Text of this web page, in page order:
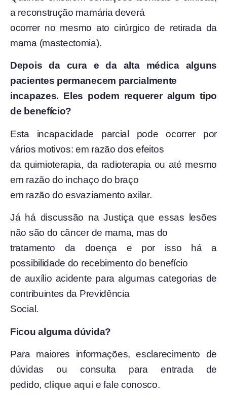
a reconstrução mamária deverá
ocorrer no mesmo ato cirúrgico de retirada da
mama (mastectomia).
Depois da cura e da alta médica alguns
pacientes permanecem parcialmente
incapazes. Eles podem requerer algum tipo
de benefício?
Esta incapacidade parcial pode ocorrer por
vários motivos: em razão dos efeitos
da quimioterapia, da radioterapia ou até mesmo
em razão do inchaço do braço
em razão do esvaziamento axilar.
Já há discussão na Justiça que essas lesões
não são do câncer de mama, mas do
tratamento da doença e por isso há a
possibilidade do recebimento do benefício
de auxílio acidente para algumas categorias de
contribuintes da Previdência
Social.
Ficou alguma dúvida?
Para maiores informações, esclarecimento de
dúvidas ou consulta para entrada de
pedido, clique aqui e fale conosco.